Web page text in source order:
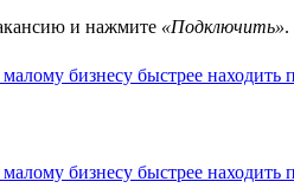
и нажмите «Подключить».